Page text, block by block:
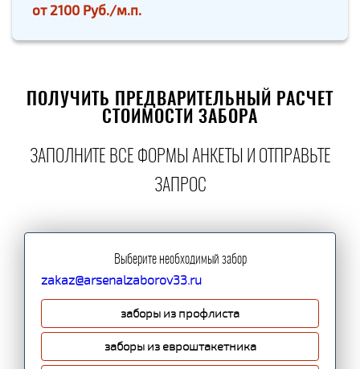
от2100 Руб./м.п.
ПОЛУЧИТЬ ПРЕДВАРИТЕЛЬНЫЙ РАСЧЕТ
СТОИМОСТИ ЗАБОРА
ЗАПОЛНИТЕ ВСЕ ФОРМЫ АНКЕТЫ И ОТПРАВЬТЕ
ЗАПРОС
Выберите необходимый забор
zakaz@arsenalzaborov33.ru
заборы из профлиста
заборы из евроштакетника